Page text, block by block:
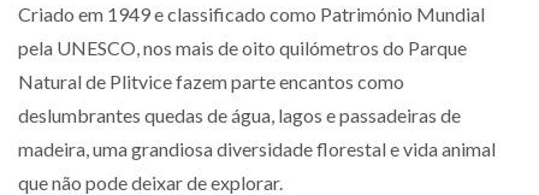
Criado em 1949 e classificado como Património Mundial
pela UNESCO, nos mais de oito quilómetros do Parque
Natural de Plitvice fazem parte encantos como
deslumbrantes quedas de água, lagos e passadeiras de
madeira, uma grandiosa diversidade florestal e vida animal
que não pode deixar de explorar.